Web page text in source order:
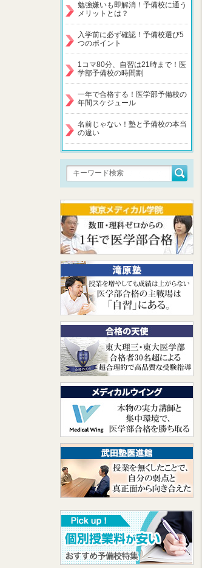
勉強嫌いも即解消！予備校に通う
メリットとは？
入学前に必ず確認！予備校選び5
つのポイント
1コマ80分、自習は21時まで！医
学部予備校の時間割
一年で合格する！医学部予備校の
年間スケジュール
名前じゃない！塾と予備校の本当
の違い